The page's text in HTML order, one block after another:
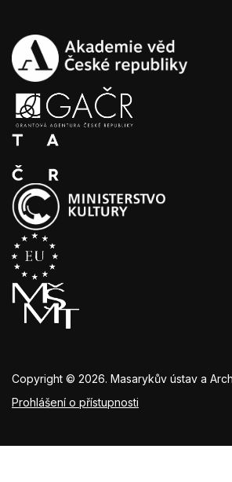
Copyright © 2026. Masarykův ústav a
Prohlášení o přístupnosti